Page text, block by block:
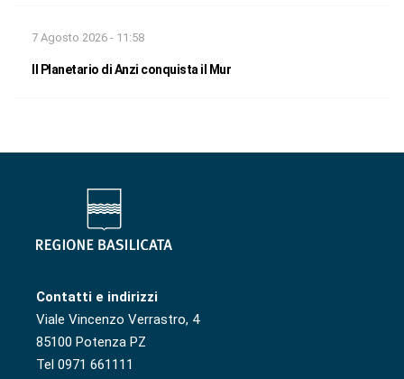
7 Agosto 2026 - 11:58
Il Planetario di Anzi conquista il Mur
Contatti e indirizzi
Viale Vincenzo Verrastro, 4
85100 Potenza PZ
Tel 0971 661111